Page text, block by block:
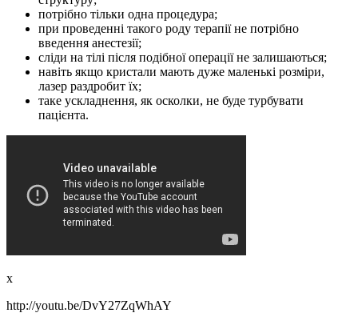
потрібно тільки одна процедура;
при проведенні такого роду терапії не потрібно
введення анестезії;
сліди на тілі після подібної операції не залишаються;
навіть якщо кристали мають дуже маленькі розміри,
лазер раздробит їх;
таке ускладнення, як осколки, не буде турбувати
пацієнта.
x
http://youtu.be/DvY27ZqWhAY